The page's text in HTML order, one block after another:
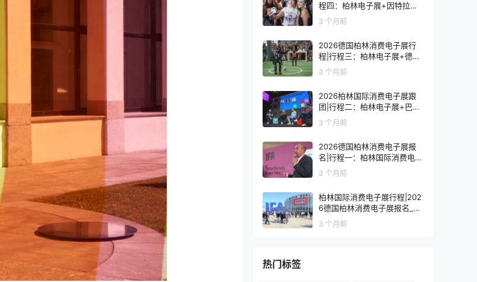
程四：柏林电子展+因特拉肯1
0天浪漫之旅
3 个月前
2026德国柏林消费电子展行
程|行程三：柏林电子展+德国
9天人文之旅
3 个月前
2026柏林国际消费电子展跟
团|行程二：柏林电子展+巴黎
8天艺术之旅
3 个月前
2026德国柏林消费电子展报
名|行程一：柏林国际消费电子
展观展7天
3 个月前
柏林国际消费电子展行程|202
6德国柏林消费电子展报名_价
格_门票_签证
3 个月前
热门标签